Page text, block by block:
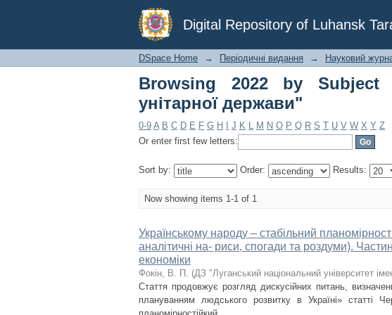
Digital Repository of Luhansk
Browsing 2022 by Subject
DSpace Home → Періодичні видання → Науковий
Browsing 2022 by Subject
унітарної держави"
0-9 A B C D E F G H J K L M N O P Q R S T U V W X Y Z
Or enter first few letters:
Sort by: Order: Results:
Now showing items 1-1 of 1
Українському народу – стабільний
аналітичні на- риси, спогади та роздуми).
економіки
Фокін, В. П. (ДЗ "Луганський національний університет
Стаття продовжує розгляд дискусійних питань,
плануванням людського розвитку в Україні» статті